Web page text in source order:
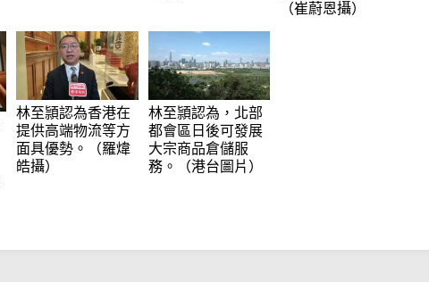
（崔蔚恩攝）
林至頴認為香港在
提供高端物流等方
面具優勢。（羅煒
皓攝）
林至頴認為，北部
都會區日後可發展
大宗商品倉儲服
務。（港台圖片）